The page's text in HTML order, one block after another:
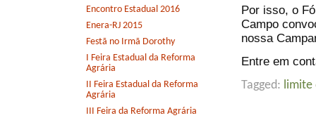
Encontro Estadual 2016
Enera-RJ 2015
Festã no Irmã Dorothy
I Feira Estadual da Reforma
Agrária
II Feira Estadual da Reforma
Agrária
III Feira da Reforma Agrária
Por isso, o
Campo
nossa
Entre em
Tagged: